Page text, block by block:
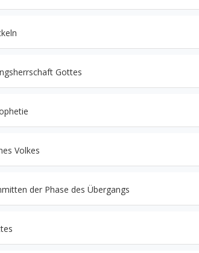
Gottes
Volkes
der Phase des Übergangs